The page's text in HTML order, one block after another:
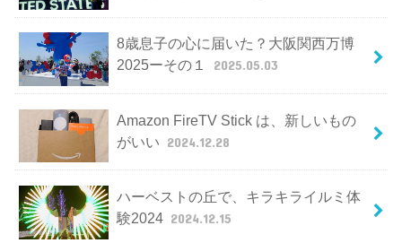
8歳息子の心に届いた？大阪関西万博
2025ーその１
2025.05.03
Amazon FireTV Stick は、新しいもの
がいい 2024.12.28
ハーベストの丘で、キラキライルミ体
験2024 2024.12.15